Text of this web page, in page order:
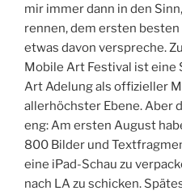
mir immer dann in den
rennen, dem ersten
etwas davon verspreche.
Mobile Art Festival ist eine
Art Adelung als offizieller
allerhöchster Ebene. Aber
eng: Am ersten August
800 Bilder und
eine iPad-Schau zu
nach LA zu schicken.